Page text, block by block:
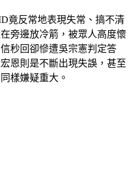
竟反常地表現失常、搞不清
旁邊放冷箭，被眾人高度懷
秒回卻慘遭吳宗憲判定答
恩則是不斷出現失誤，甚至
樣嫌疑重大。